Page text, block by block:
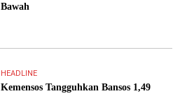
Bawah
HEADLINE
Kemensos Tangguhkan Bansos 1,49